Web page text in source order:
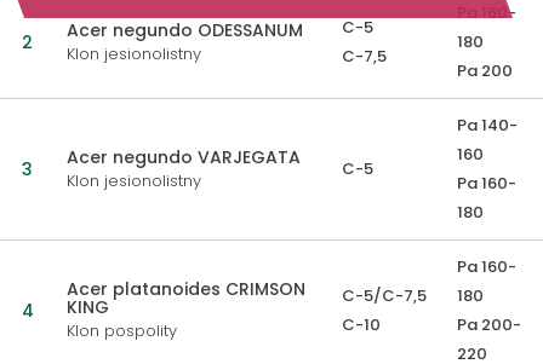
2 Acer negundo ODESSANUM
Klon jesionolistny
C-5
C-7,5
Pa 160-
180
Pa 200
3 Acer negundo VARJEGATA
Klon jesionolistny
C-5
Pa 140-
160
Pa 160-
180
4
Acer platanoides CRIMSON
KING
Klon pospolity
C-5/C-7,5
C-10
Pa 160-
180
Pa 200-
220